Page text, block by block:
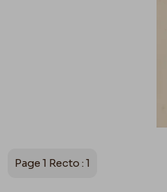
Page 1 Recto : 1